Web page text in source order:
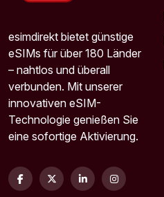
3 GB - 30 days
Für 30 Tage
12.18 EUR
esimdirekt bietet günstige
eSIMs für über 180 Länder
– nahtlos und überall
verbunden. Mit unserer
innovativen eSIM-
Technologie genießen Sie
eine sofortige Aktivierung.